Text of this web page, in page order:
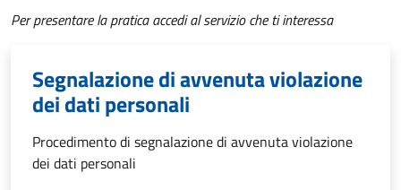
Per presentare la pratica accedi al servizio che ti interessa
Segnalazione di avvenuta violazione
dei dati personali
Procedimento di segnalazione di avvenuta violazione
dei dati personali